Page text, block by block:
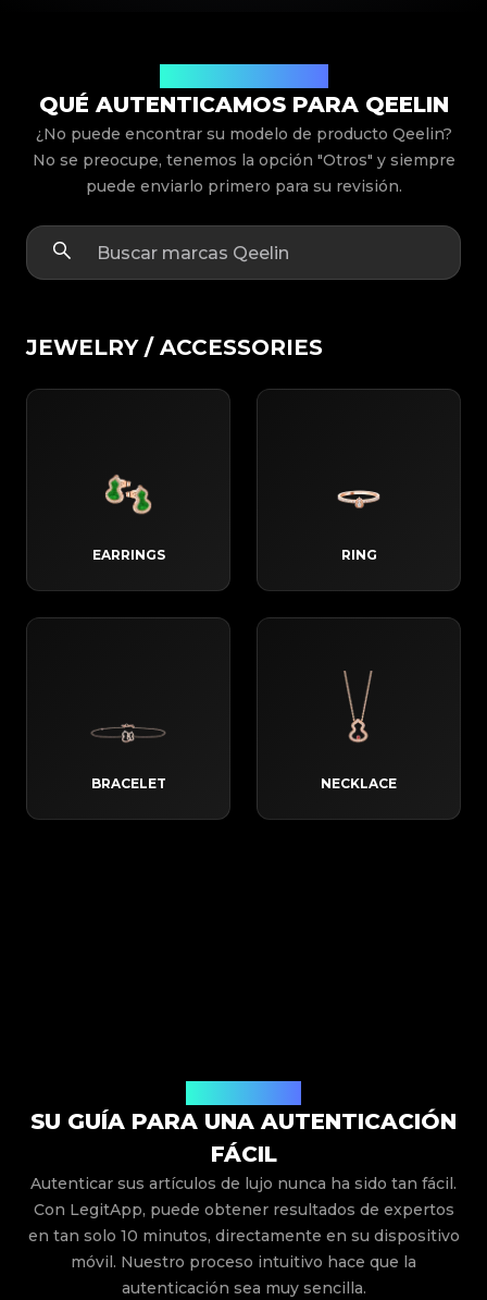
QUÉ AUTENTICAMOS PARA QEELIN
¿No puede encontrar su modelo de producto Qeelin?
No se preocupe, tenemos la opción "Otros" y siempre
puede enviarlo primero para su revisión.
JEWELRY / ACCESSORIES
EARRINGS RING
BRACELET NECKLACE
SU GUÍA PARA UNA AUTENTICACIÓN
FÁCIL
Autenticar sus artículos de lujo nunca ha sido tan fácil.
Con LegitApp, puede obtener resultados de expertos
en tan solo 10 minutos, directamente en su dispositivo
móvil. Nuestro proceso intuitivo hace que la
autenticación sea muy sencilla.